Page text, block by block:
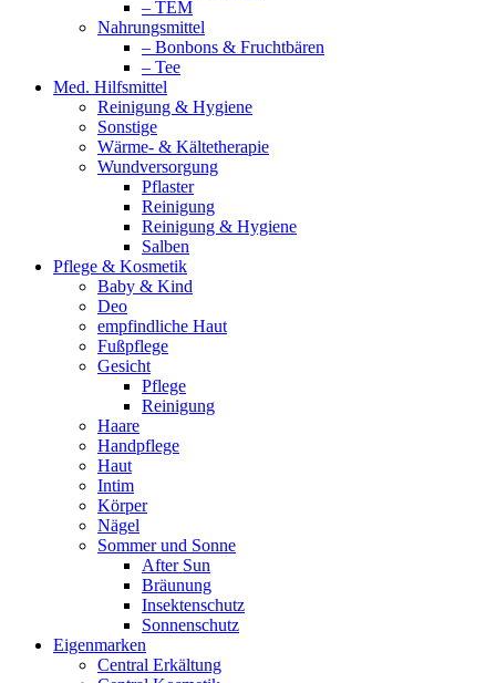
– TEM
Nahrungsmittel
– Bonbons & Fruchtbären
– Tee
Med. Hilfsmittel
Reinigung & Hygiene
Sonstige
Wärme- & Kältetherapie
Wundversorgung
Pflaster
Reinigung
Reinigung & Hygiene
Salben
Pflege & Kosmetik
Baby & Kind
Deo
empfindliche Haut
Fußpflege
Gesicht
Pflege
Reinigung
Haare
Handpflege
Haut
Intim
Körper
Nägel
Sommer und Sonne
After Sun
Bräunung
Insektenschutz
Sonnenschutz
Eigenmarken
Central Erkältung